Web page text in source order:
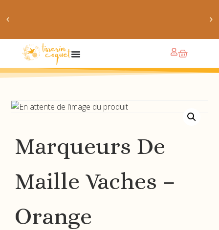
obtiens 20% de réduction sur ton prochain achat de
Marqueurs De
Maille Vaches –
Orange